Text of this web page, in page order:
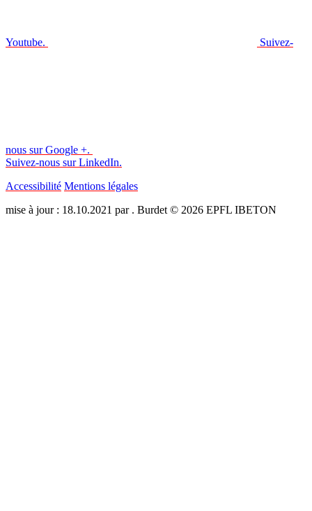
Youtube. Suivez-
nous sur Google +.
Suivez-nous sur LinkedIn.
Accessibilité Mentions légales
mise à jour : 18.10.2021 par . Burdet © 2026 EPFL IBETON